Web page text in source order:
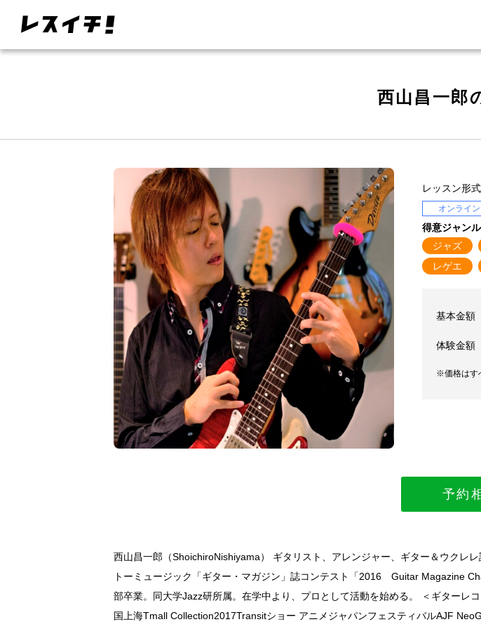
西山昌一郎
レッスン形式
オンライン
得意ジャンル
ジャズ
レゲエ
基本金額
体験金額
※価格はす
予約
西山昌一郎（ShoichiroNishiyama） ギタリスト、アレンジャー、ギター＆ウク
トーミュージック「ギター・マガジン」誌コンテスト「2016 Guitar Magazine
部卒業。同大学Jazz研所属。在学中より、プロとして活動を始める。 ＜ギターレ
国上海Tmall Collection2017Transitショー アニメジャパンフェスティバルAJF